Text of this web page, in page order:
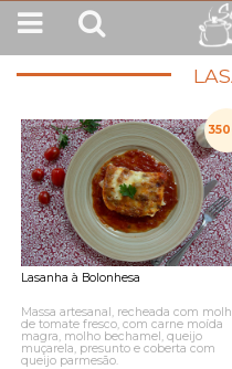
Lasanha à Bolonhesa
Massa artesanal, recheada com
de tomate fresco, com carne moída
magra, molho bechamel, queijo
muçarela, presunto e coberta com
queijo parmesão.